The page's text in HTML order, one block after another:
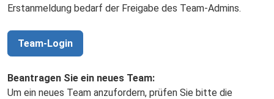
Erstanmeldung bedarf der Freigabe des Team-Admins.
Team-Login
Beantragen Sie ein neues Team:
Um ein neues Team anzufordern, prüfen Sie bitte die